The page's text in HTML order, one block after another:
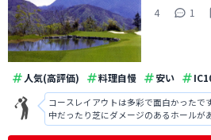
4
1
人気(高評価) 料理自慢 安い
コースレイアウトは多彩で面白かったで
中だったり芝にダメージのあるホールが
カーやお風呂場、トイレなど全体的に綺